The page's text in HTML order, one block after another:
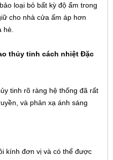
loại bỏ bất kỳ độ ẩm trong
cho nhà cửa ấm áp hơn
hè.
thủy tinh cách nhiệt Đặc
tinh rõ ràng hệ thống đã rất
và phản xạ ánh sáng
kính đơn vị và có thể được